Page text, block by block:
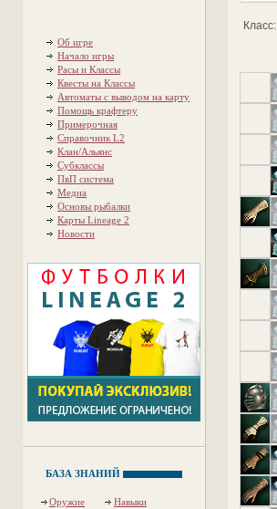
Об игре
Начало игры
Расы и Классы
Квесты на Классы
Автоматы с выводом на карту
Помощь крафтеру
Примерочная
Справочник L2
Клан/Альянс
Субклассы
ПвП система
Медиа
Основы рыбалки
Карты Lineage 2
Новости
БАЗА ЗНАНИЙ
Оружие
Навыки
Класс: